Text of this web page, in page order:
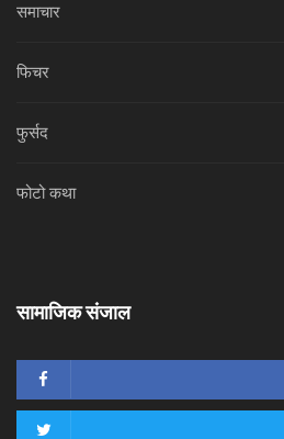
समाचार
फिचर
फुर्सद
फोटो कथा
सामाजिक संजाल